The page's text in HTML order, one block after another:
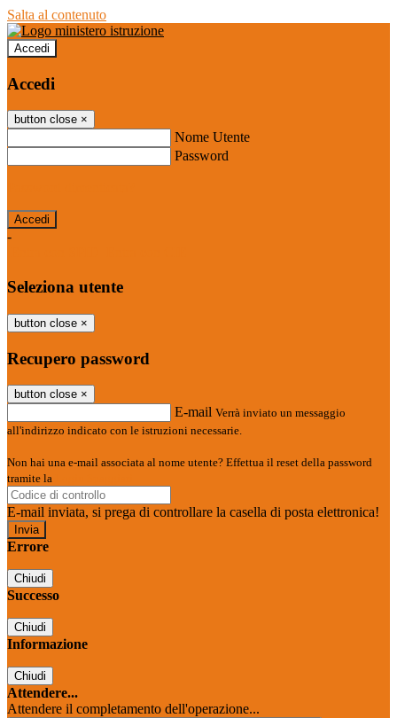
Salta al contenuto
Accedi
Accedi
button close ×
Nome Utente
Password
-
Seleziona utente
button close ×
Recupero password
button close ×
E-mail Verrà inviato un messaggio
all'indirizzo indicato con le istruzioni necessarie.
Non hai una e-mail associata al nome utente? Effettua il reset della password
tramite la
E-mail inviata, si prega di controllare la casella di posta elettronica!
Errore
Chiudi
Successo
Chiudi
Informazione
Chiudi
Attendere...
Attendere il completamento dell'operazione...